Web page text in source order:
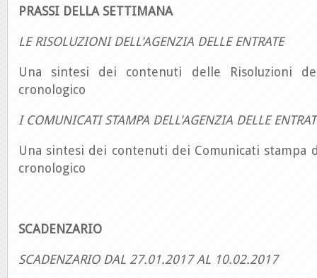
PRASSI DELLA SETTIMANA
LE RISOLUZIONI DELL'AGENZIA DELLE ENTRATE
Una sintesi dei contenuti delle Risoluzioni
cronologico
I COMUNICATI STAMPA DELL'AGENZIA DELLE
Una sintesi dei contenuti dei Comunicati stampa
cronologico
SCADENZARIO
SCADENZARIO DAL 27.01.2017 AL 10.02.2017